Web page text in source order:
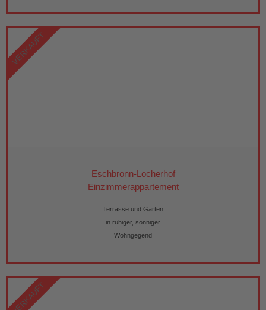
Eschbronn-Locherhof
Einzimmerappartement
Terrasse und Garten
in ruhiger, sonniger
Wohngegend
VERKAUFT
VERKAUFT